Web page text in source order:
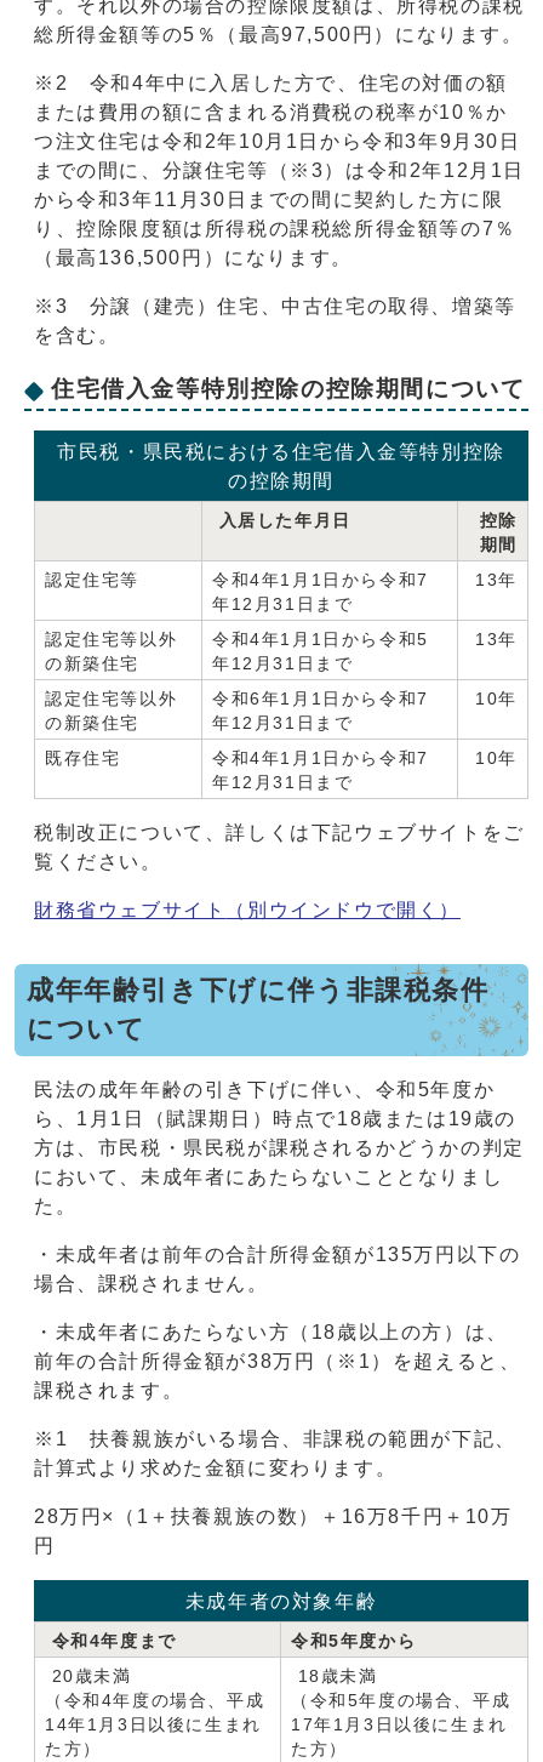
す。それ以外の場合の控除限度額は、所得税の課税
総所得金額等の5％（最高97,500円）になります。
※2 令和4年中に入居した方で、住宅の対価の額
または費用の額に含まれる消費税の税率が10％か
つ注文住宅は令和2年10月1日から令和3年9月30日
までの間に、分譲住宅等（※3）は令和2年12月1日
から令和3年11月30日までの間に契約した方に限
り、控除限度額は所得税の課税総所得金額等の7％
（最高136,500円）になります。
※3 分譲（建売）住宅、中古住宅の取得、増築等
を含む。
住宅借入金等特別控除の控除期間について
市民税・県民税における住宅借入金等特別控除
の控除期間
入居した年月日
控除
期間
認定住宅等
令和4年1月1日から令和7
年12月31日まで
13年
認定住宅等以外
の新築住宅
令和4年1月1日から令和5
年12月31日まで
13年
認定住宅等以外
の新築住宅
令和6年1月1日から令和7
年12月31日まで
10年
既存住宅
令和4年1月1日から令和7
年12月31日まで
10年
税制改正について、詳しくは下記ウェブサイトをご
覧ください。
財務省ウェブサイト （別ウインドウで開く）
成年年齢引き下げに伴う非課税条件
について
民法の成年年齢の引き下げに伴い、令和5年度か
ら、1月1日（賦課期日）時点で18歳または19歳の
方は、市民税・県民税が課税されるかどうかの判定
において、未成年者にあたらないこととなりまし
た。
・未成年者は前年の合計所得金額が135万円以下の
場合、課税されません。
・未成年者にあたらない方（18歳以上の方）は、
前年の合計所得金額が38万円（※1）を超えると、
課税されます。
※1 扶養親族がいる場合、非課税の範囲が下記、
計算式より求めた金額に変わります。
28万円×（1＋扶養親族の数）＋16万8千円＋10万
円
未成年者の対象年齢
令和4年度まで
令和5年度から
20歳未満
（令和4年度の場合、平成
14年1月3日以後に生まれ
た方）
18歳未満
（令和5年度の場合、平成
17年1月3日以後に生まれ
た方）